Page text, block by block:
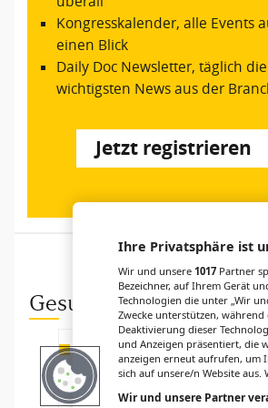
Kongresskalender, alle Events
einen Blick
Daily Doc Newsletter, täglich die
wichtigsten News aus der
Jetzt registrieren
Gesund.at entdecken
STUDIEN EINFACH ERKLÄRT
Trichophyton
mentagrophytes
Ihre Privatsphäre ist
Wir und unsere 1017 Partner
Bezeichner, auf Ihrem Gerät
Technologien die unter „Wir
Zwecke unterstützen,
Deaktivierung dieser
und Anzeigen präsentiert, die
anzeigen erneut aufrufen, um
sich auf unsere/n Website
Wir und unsere Partner